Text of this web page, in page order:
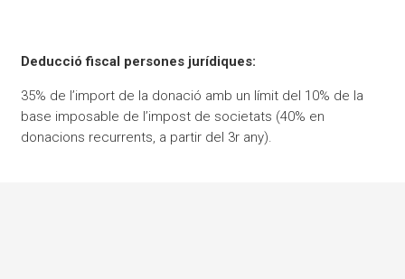
Deducció fiscal persones jurídiques:
35% de l’import de la donació amb un límit del 10% de la
base imposable de l’impost de societats (40% en
donacions recurrents, a partir del 3r any).